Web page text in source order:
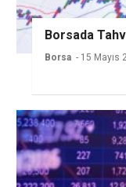
Borsada
Borsa - 15 Mayıs